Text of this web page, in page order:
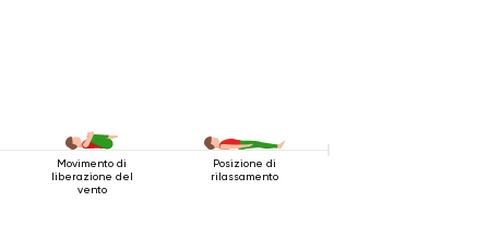
Movimento di
liberazione del
vento
Posizione di
rilassamento